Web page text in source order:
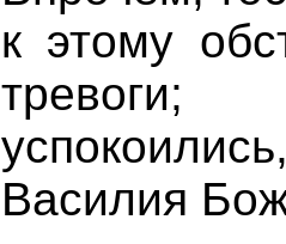
к этому
Василия